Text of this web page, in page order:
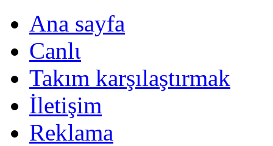
Ana sayfa
Canlι
Takım karşılaştırmak
İletişim
Reklama